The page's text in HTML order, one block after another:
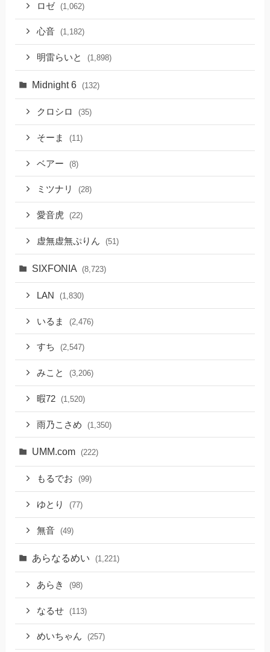
ロゼ (1,062)
心音 (1,182)
明雷らいと (1,898)
Midnight 6 (132)
クロシロ (35)
そーま (11)
ベアー (8)
ミツナリ (28)
愛音虎 (22)
虚無虚無ぷりん (51)
SIXFONIA (8,723)
LAN (1,830)
いるま (2,476)
すち (2,547)
みこと (3,206)
暇72 (1,520)
雨乃こさめ (1,350)
UMM.com (222)
もるでお (99)
ゆとり (77)
無音 (49)
あらなるめい (1,221)
あらき (98)
なるせ (113)
めいちゃん (257)